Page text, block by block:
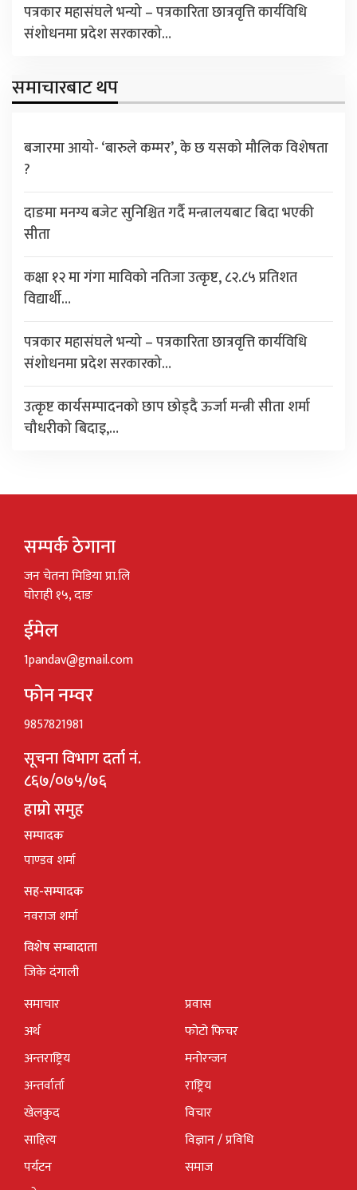
पत्रकार महासंघले भन्यो – पत्रकारिता छात्रवृत्ति कार्यविधि
संशोधनमा प्रदेश सरकारको…
समाचारबाट थप
बजारमा आयो- ‘बारुले कम्मर’, के छ यसको मौलिक विशेषता
?
दाङमा मनग्य बजेट सुनिश्चित गर्दै मन्त्रालयबाट बिदा भएकी
सीता
कक्षा १२ मा गंगा माविको नतिजा उत्कृष्ट, ८२.८५ प्रतिशत
विद्यार्थी…
पत्रकार महासंघले भन्यो – पत्रकारिता छात्रवृत्ति कार्यविधि
संशोधनमा प्रदेश सरकारको…
उत्कृष्ट कार्यसम्पादनको छाप छोड्दै ऊर्जा मन्त्री सीता शर्मा
चौधरीको बिदाइ,…
सम्पर्क ठेगाना
जन चेतना मिडिया प्रा.लि
घोराही १५, दाङ
ईमेल
1pandav@gmail.com
फोन नम्वर
9857821981
सूचना विभाग दर्ता नं.
८६७/०७५/७६
हाम्रो समुह
सम्पादक
पाण्डव शर्मा
सह-सम्पादक
नवराज शर्मा
विशेष सम्बादाता
जिके दंगाली
समाचार
अर्थ
अन्तराष्ट्रिय
अन्तर्वार्ता
खेलकुद
साहित्य
पर्यटन
प्रवास
फोटो फिचर
मनोरन्जन
राष्ट्रिय
विचार
विज्ञान / प्रविधि
समाज